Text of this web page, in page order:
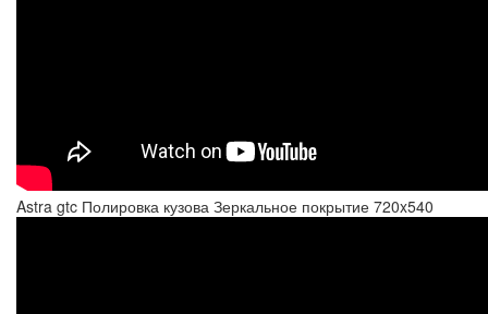
Astra gtc Полировка кузова Зеркальное покрытие 720x540